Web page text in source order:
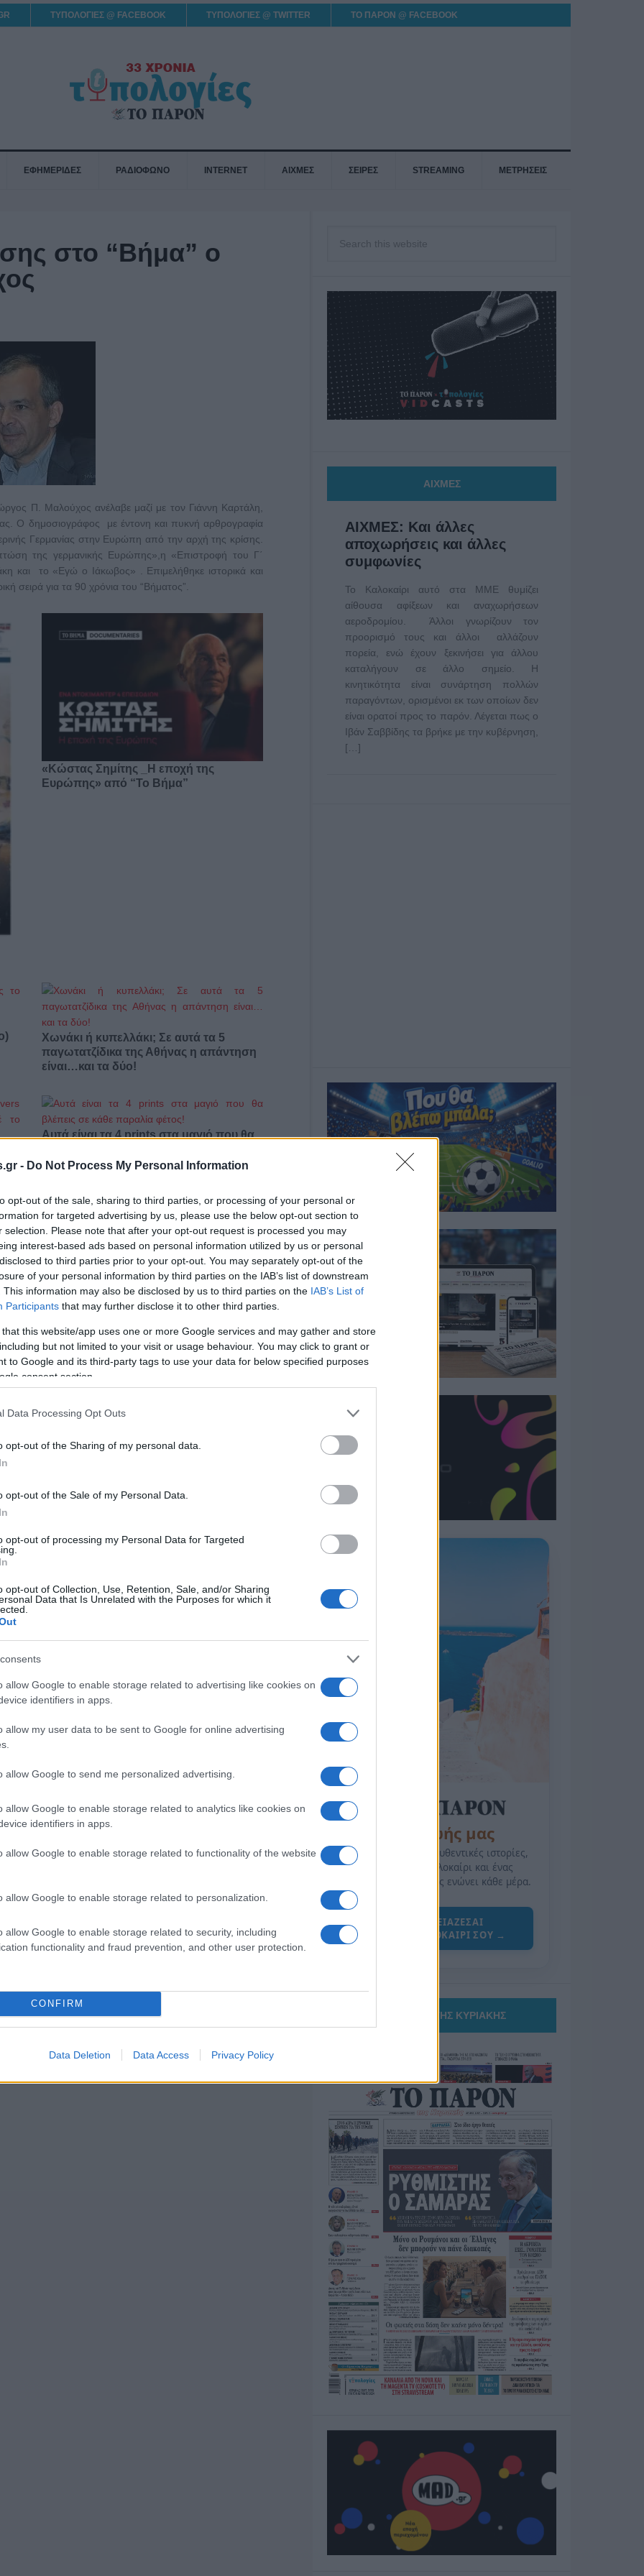
- Do Not Process My Personal Information
opt-out of the sale, sharing to third parties, or processing of your personal or
for targeted advertising by us, please use the below opt-out section to
selection. Please note that after your opt-out request is processed you may
interest-based ads based on personal information utilized by us or personal
to third parties prior to your opt-out. You may separately opt-out of the
of your personal information by third parties on the IAB’s list of downstream
This information may also be disclosed by us to third parties on the IAB’s List of
Participants that may further disclose it to other third parties.
that this website/app uses one or more Google services and may gather and store
but not limited to your visit or usage behaviour. You may click to grant or
to Google and its third-party tags to use your data for below specified purposes
consent section.
Data Processing Opt Outs
opt-out of the Sharing of my personal data.
opt-out of the Sale of my Personal Data.
opt-out of processing my Personal Data for Targeted
opt-out of Collection, Use, Retention, Sale, and/or Sharing
Data that Is Unrelated with the Purposes for which it
allow Google to enable storage related to advertising like cookies on
identifiers in apps.
allow my user data to be sent to Google for online advertising
allow Google to send me personalized advertising.
allow Google to enable storage related to analytics like cookies on
identifiers in apps.
allow Google to enable storage related to functionality of the website
allow Google to enable storage related to personalization.
allow Google to enable storage related to security, including
functionality and fraud prevention, and other user protection.
CONFIRM
Data Deletion Data Access Privacy Policy
ΤΥΠΟΛΟΓΙΕΣ @ FACEBOOK ΤΥΠΟΛΟΓΙΕΣ @ TWITTER ΤΟ ΠΑΡΟΝ @ FACEBOOK
ΕΦΗΜΕΡΙΔΕΣ ΡΑΔΙΟΦΩΝΟ INTERNET ΑΙΧΜΕΣ ΣΕΙΡΕΣ STREAMING ΜΕΤΡΗΣΕΙΣ
στο “Βήμα” ο
Π. Μαλούχος ανέλαβε μαζί με τον Γιάννη Καρτάλη,
Ο δημοσιογράφος με έντονη και πυκνή αρθρογραφία
Γερμανίας στην Ευρώπη από την αρχή της κρίσης.
της γερμανικής Ευρώπης»,η «Επιστροφή του Γ΄
και το «Εγώ ο Ιάκωβος» . Επιμελήθηκε ιστορικά και
σειρά για τα 90 χρόνια του “Βήματος”.
«Κώστας Σημίτης _Η εποχή της
Ευρώπης» από “Το Βήμα”
Χωνάκι ή κυπελλάκι; Σε αυτά τα 5
παγωτατζίδικα της Αθήνας η απάντηση
είναι…και τα δύο!
Αυτά είναι τα 4 prints στα μαγιό που θα
Πώς να ξεφλουδίζεις εύκολα το σκόρδο
– Το kitchen trick που κάθε foodie
πρέπει να ξέρει
Τηλεοπτικά «Μαγειρέματα», Ψηφιακοί
Πόλεμοι και ένα… Τσουνάμι Αλλαγών: Η
Εβδομάδα που Ανακάτεψε την
Κανονικός Αύγουστος με δυνατούς
βοριάδες και σταδιακή άνοδο της
ΑΙΧΜΕΣ
ΑΙΧΜΕΣ: Και άλλες
αποχωρήσεις και άλλες
συμφωνίες
Το Καλοκαίρι αυτό στα ΜΜΕ θυμίζει
αίθουσα αφίξεων και αναχωρήσεων
αεροδρομίου. Άλλοι γνωρίζουν τον
προορισμό τους και άλλοι αλλάζουν
πορεία, ενώ έχουν ξεκινήσει για άλλου
καταλήγουν σε άλλο σημείο. Η
κινητικότητα είναι συνάρτηση πολλών
παραγόντων, ορισμένοι εκ των οποίων δεν
είναι ορατοί προς το παρόν. Λέγεται πως ο
Ιβάν Σαββίδης τα βρήκε με την κυβέρνηση,
[…]
της Ζωής μας
Οι άνθρωποι, οι αυθεντικές ιστορίες,
το ελληνικό καλοκαίρι και ένας
πολιτισμός που μας ενώνει κάθε μέρα.
ΟΣΑ ΧΡΕΙΑΖΕΣΑΙ
ΓΙΑ ΤΟ ΚΑΛΟΚΑΙΡΙ ΣΟΥ →
ΤΟ ΠΑΡΟΝ ΤΗΣ ΚΥΡΙΑΚΗΣ